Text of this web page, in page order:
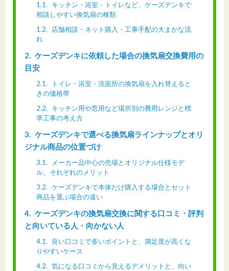
1.1
キッチン・浴室・トイレなど、ケーズデンキで
相談しやすい換気扇の種類
1.2
店舗相談・ネット購入・工事手配の大まかな流
れ
2
ケーズデンキに依頼した場合の換気扇交換費用の
目安
2.1
トイレ・浴室・洗面所の換気扇を入れ替えると
きの価格帯
2.2
キッチン用や窓用など場所別の費用レンジと標
準工事の考え方
3
ケーズデンキで選べる換気扇ラインナップとオリ
ジナル商品の位置づけ
3.1
メーカー品中心の売場とオリジナル仕様モデ
ル、それぞれのメリット
3.2
ケーズデンキで本体だけ購入する場合とセット
商品を選ぶ場合の違い
4
ケーズデンキの換気扇交換に関する口コミ・評判
と向いている人・向かない人
4.1
良い口コミで多いポイントと、満足度が高くな
りやすいケース
4.2
気になる口コミから見えるデメリットと、向い